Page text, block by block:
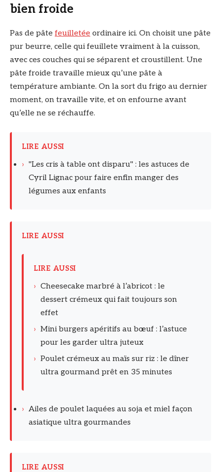
bien froide
Pas de pâte feuilletée ordinaire ici. On choisit une pâte
pur beurre, celle qui feuillete vraiment à la cuisson,
avec ces couches qui se séparent et croustillent. Une
pâte froide travaille mieux qu’une pâte à
température ambiante. On la sort du frigo au dernier
moment, on travaille vite, et on enfourne avant
qu’elle ne se réchauffe.
LIRE AUSSI
› "Les cris à table ont disparu" : les astuces de
Cyril Lignac pour faire enfin manger des
légumes aux enfants
LIRE AUSSI
LIRE AUSSI
› Cheesecake marbré à l’abricot : le
dessert crémeux qui fait toujours son
effet
› Mini burgers apéritifs au bœuf : l’astuce
pour les garder ultra juteux
› Poulet crémeux au maïs sur riz : le dîner
ultra gourmand prêt en 35 minutes
› Ailes de poulet laquées au soja et miel façon
asiatique ultra gourmandes
LIRE AUSSI